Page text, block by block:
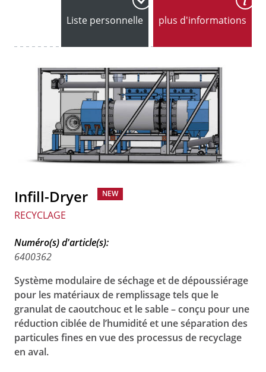
Liste personnelle plus d'informations
Infill-Dryer NEW
RECYCLAGE
Numéro(s) d'article(s):
6400362
Système modulaire de séchage et de dépoussiérage
pour les matériaux de remplissage tels que le
granulat de caoutchouc et le sable – conçu pour une
réduction ciblée de l’humidité et une séparation des
particules fines en vue des processus de recyclage
en aval.